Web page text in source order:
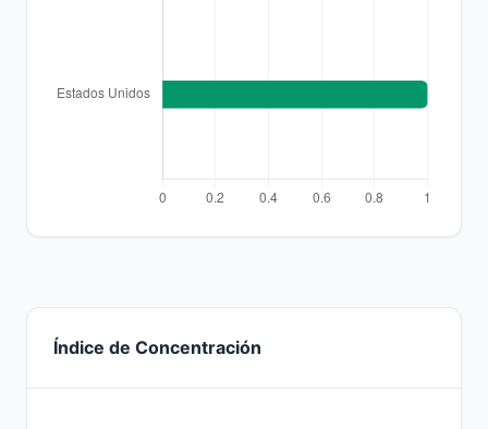
Índice de Concentración